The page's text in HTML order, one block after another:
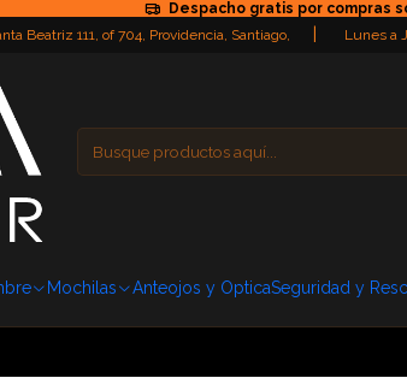
Despacho gratis por compras
Beatriz 111, of 704, Providencia, Santiago,
Lunes a
Mochilas Anteojos y OpticaSeguridad y